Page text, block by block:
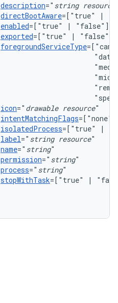
description=" string resource
directBootAware=["true"
|
enabled=["true" |
exported=["true" |
foregroundServiceType
icon=" drawable resource
intentMatchingFlags=["none"
isolatedProcess=["true"
|
label=" string resource
name=" string
permission=" string
process=" string
stopWithTask=["true"
|